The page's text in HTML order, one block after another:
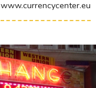
www.currencycenter.eu